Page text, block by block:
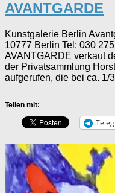
AVANTGARDE
Kunstgalerie Berlin
10777 Berlin Tel: 030
AVANTGARDE verkaut
der Privatsammlung
aufgerufen, die bei ca. 1/
Teilen mit: